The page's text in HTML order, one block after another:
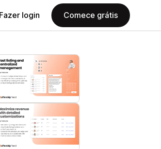
Fazer login Comece grátis